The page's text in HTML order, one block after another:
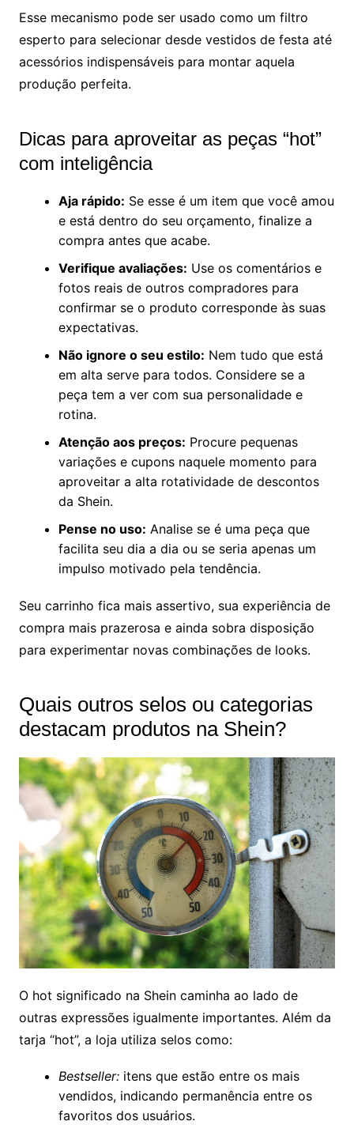
Esse mecanismo pode ser usado como um filtro
esperto para selecionar desde vestidos de festa até
acessórios indispensáveis para montar aquela
produção perfeita.
Dicas para aproveitar as peças “hot”
com inteligência
Aja rápido: Se esse é um item que você amou
e está dentro do seu orçamento, finalize a
compra antes que acabe.
Verifique avaliações: Use os comentários e
fotos reais de outros compradores para
confirmar se o produto corresponde às suas
expectativas.
Não ignore o seu estilo: Nem tudo que está
em alta serve para todos. Considere se a
peça tem a ver com sua personalidade e
rotina.
Atenção aos preços: Procure pequenas
variações e cupons naquele momento para
aproveitar a alta rotatividade de descontos
da Shein.
Pense no uso: Analise se é uma peça que
facilita seu dia a dia ou se seria apenas um
impulso motivado pela tendência.
Seu carrinho fica mais assertivo, sua experiência de
compra mais prazerosa e ainda sobra disposição
para experimentar novas combinações de looks.
Quais outros selos ou categorias
destacam produtos na Shein?
O hot significado na Shein caminha ao lado de
outras expressões igualmente importantes. Além da
tarja “hot”, a loja utiliza selos como:
Bestseller:itens que estão entre os mais
vendidos, indicando permanência entre os
favoritos dos usuários.